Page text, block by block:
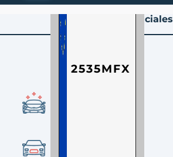
Datos Esenciales
2535MFX